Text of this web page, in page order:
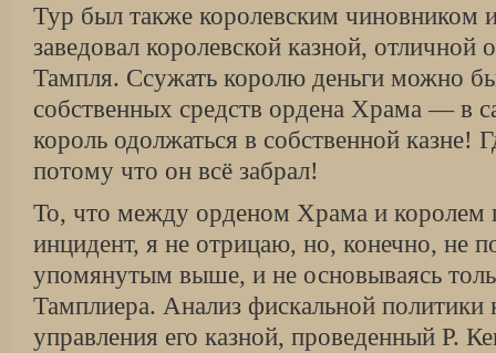
Тур был также королевским чиновником
заведовал королевской казной, отлич­ной
Тампля. Ссужать королю день­ги можно
собственных средств ордена Храма — в
король одолжаться в собственной казне!
потому что он всё забрал!
То, что между орденом Храма и королем
инцидент, я не отрицаю, но, конечно, не
упомянутым выше, и не основываясь
Тамплиера. Анализ фискальной по­литики
управления его казной, про­веденный Р.